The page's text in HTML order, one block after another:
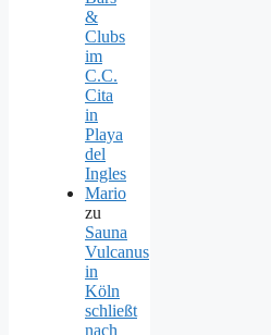
&
Clubs
im
C.C.
Cita
in
Playa
del
Ingles
Mario
zu
Sauna
Vulcanus
in
Köln
schließt
nach